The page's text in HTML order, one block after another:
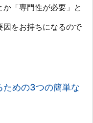
「専門性が必要」と
因をお持ちになるので
ための3つの簡単な